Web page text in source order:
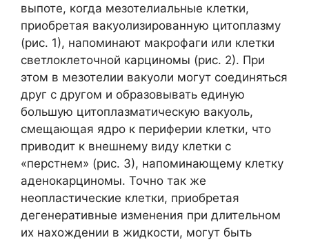
выпоте, когда мезотелиальные клетки,
приобретая вакуолизированную цитоплазму
(рис. 1), напоминают макрофаги или клетки
светлоклеточной карциномы (рис. 2). При
этом в мезотелии вакуоли могут соединяться
друг с другом и образовывать единую
большую цитоплазматическую вакуоль,
смещающая ядро к периферии клетки, что
приводит к внешнему виду клетки с
«перстнем» (рис. 3), напоминающему клетку
аденокарциномы. Точно так же
неопластические клетки, приобретая
дегенеративные изменения при длительном
их нахождении в жидкости, могут быть